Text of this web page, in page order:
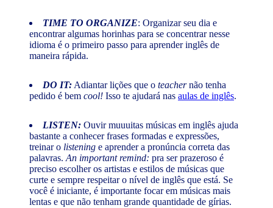
TIME TO ORGANIZE: Organizar seu dia e
encontrar algumas horinhas para se concentrar nesse
idioma é o primeiro passo para aprender inglês de
maneira rápida.
DO IT: Adiantar lições que o teachernão tenha
pedido é bem cool! Isso te ajudará nas aulas de inglês.
LISTEN: Ouvir muuuitas músicas em inglês ajuda
bastante a conhecer frases formadas e expressões,
treinar o listening e aprender a pronúncia correta das
palavras. An important remind: pra ser prazeroso é
preciso escolher os artistas e estilos de músicas que
curte e sempre respeitar o nível de inglês que está. Se
você é iniciante, é importante focar em músicas mais
lentas e que não tenham grande quantidade de gírias.